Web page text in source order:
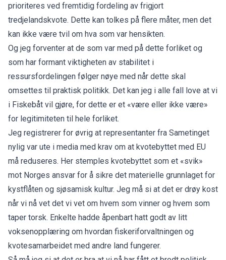
prioriteres ved fremtidig fordeling av frigjort
tredjelandskvote. Dette kan tolkes på flere måter, men det
kan ikke være tvil om hva som var hensikten.
Og jeg forventer at de som var med på dette forliket og
som har formant viktigheten av stabilitet i
ressursfordelingen følger nøye med når dette skal
omsettes til praktisk politikk. Det kan jeg i alle fall love at vi
i Fiskebåt vil gjøre, for dette er et «være eller ikke være»
for legitimiteten til hele forliket.
Jeg registrerer for øvrig at representanter fra Sametinget
nylig var ute i media med krav om at kvotebyttet med EU
må reduseres. Her stemples kvotebyttet som et «svik»
mot Norges ansvar for å sikre det materielle grunnlaget for
kystflåten og sjøsamisk kultur. Jeg må si at det er drøy kost
når vi nå vet det vi vet om hvem som vinner og hvem som
taper torsk. Enkelte hadde åpenbart hatt godt av litt
voksenopplæring om hvordan fiskeriforvaltningen og
kvotesamarbeidet med andre land fungerer.